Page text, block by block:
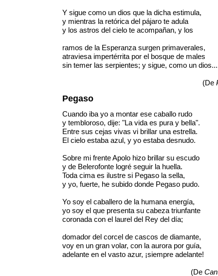
Y sigue como un dios que la dicha estimula,
y mientras la retórica del pájaro te adula
y los astros del cielo te acompañan, y los
ramos de la Esperanza surgen primaverales,
atraviesa impertérrita por el bosque de males
sin temer las serpientes; y sigue, como un dios...
(De
Pegaso
Cuando iba yo a montar ese caballo rudo
y tembloroso, dije: "La vida es pura y bella".
Entre sus cejas vivas vi brillar una estrella.
El cielo estaba azul, y yo estaba desnudo.
Sobre mi frente Apolo hizo brillar su escudo
y de Belerofonte logré seguir la huella.
Toda cima es ilustre si Pegaso la sella,
y yo, fuerte, he subido donde Pegaso pudo.
Yo soy el caballero de la humana energía,
yo soy el que presenta su cabeza triunfante
coronada con el laurel del Rey del día;
domador del corcel de cascos de diamante,
voy en un gran volar, con la aurora por guía,
adelante en el vasto azur, ¡siempre adelante!
(De